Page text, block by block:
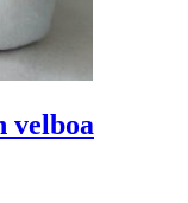
velboa